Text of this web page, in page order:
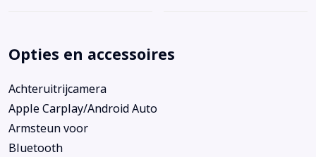
Opties en accessoires
Achteruitrijcamera
Apple Carplay/Android Auto
Armsteun voor
Bluetooth